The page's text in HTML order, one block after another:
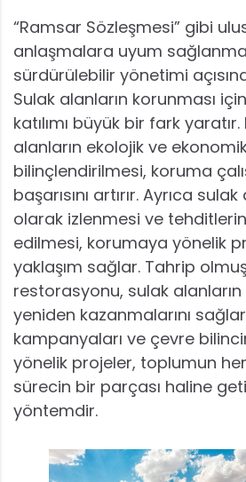
“Ramsar Sözleşmesi” gibi
anlaşmalara uyum
sürdürülebilir yönetimi
Sulak alanların korunması
katılımı büyük bir fark yaratır.
alanların ekolojik ve
bilinçlendirilmesi, koruma
başarısını artırır. Ayrıca
olarak izlenmesi ve
edilmesi, korumaya yönelik
yaklaşım sağlar. Tahrip
restorasyonu, sulak
yeniden kazanmalarını
kampanyaları ve çevre
yönelik projeler, toplumun
sürecin bir parçası haline
yöntemdir.